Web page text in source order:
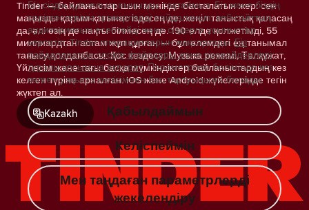
Tinder — байланыстар шын мәнінде басталатын жер: сен
маңызды қарым-қатынас іздесең де, жеңіл таныстық қаласаң
да, әлі өзің де нақты білмесең де. 190 елде қолжетімді, 55
миллиардтан астам жұп құрған — бұл әлемдегі ең танымал
танысу қолданбасы. Қос кездесу, Музыка режимі, Төлқұжат,
Үйлесім және тағы басқа мүмкіндіктер байланыстардың кез
келген түріне арналған. iOS және Android жүйелерінде тегін
жүктеп ал.
Kazakh
Біз сіздің құпиялылығыңызды сақтаймыз. Біз және біздің
серіктестеріміз трекерлерді пайдаланып, веб-сайттың
аудиториясын есептейді және сіздерге ұсыныстар
көрсетіп, Tinder операцияларын жақсартады. Біз
пайдаланатын cookie файлдары және провайдерлері
туралы қосымша ақпарат. Параметрлер бөлімінде кез
келген уақытта келісімнен бас тартуыңызға болады.
Қабылдаймын
Келіспеймін
Мен таңдаған параметрлерді
жекелендіру